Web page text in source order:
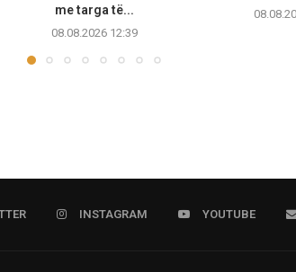
me targa të...
08.08.2026 12:39
INSTAGRAM YOUTUBE